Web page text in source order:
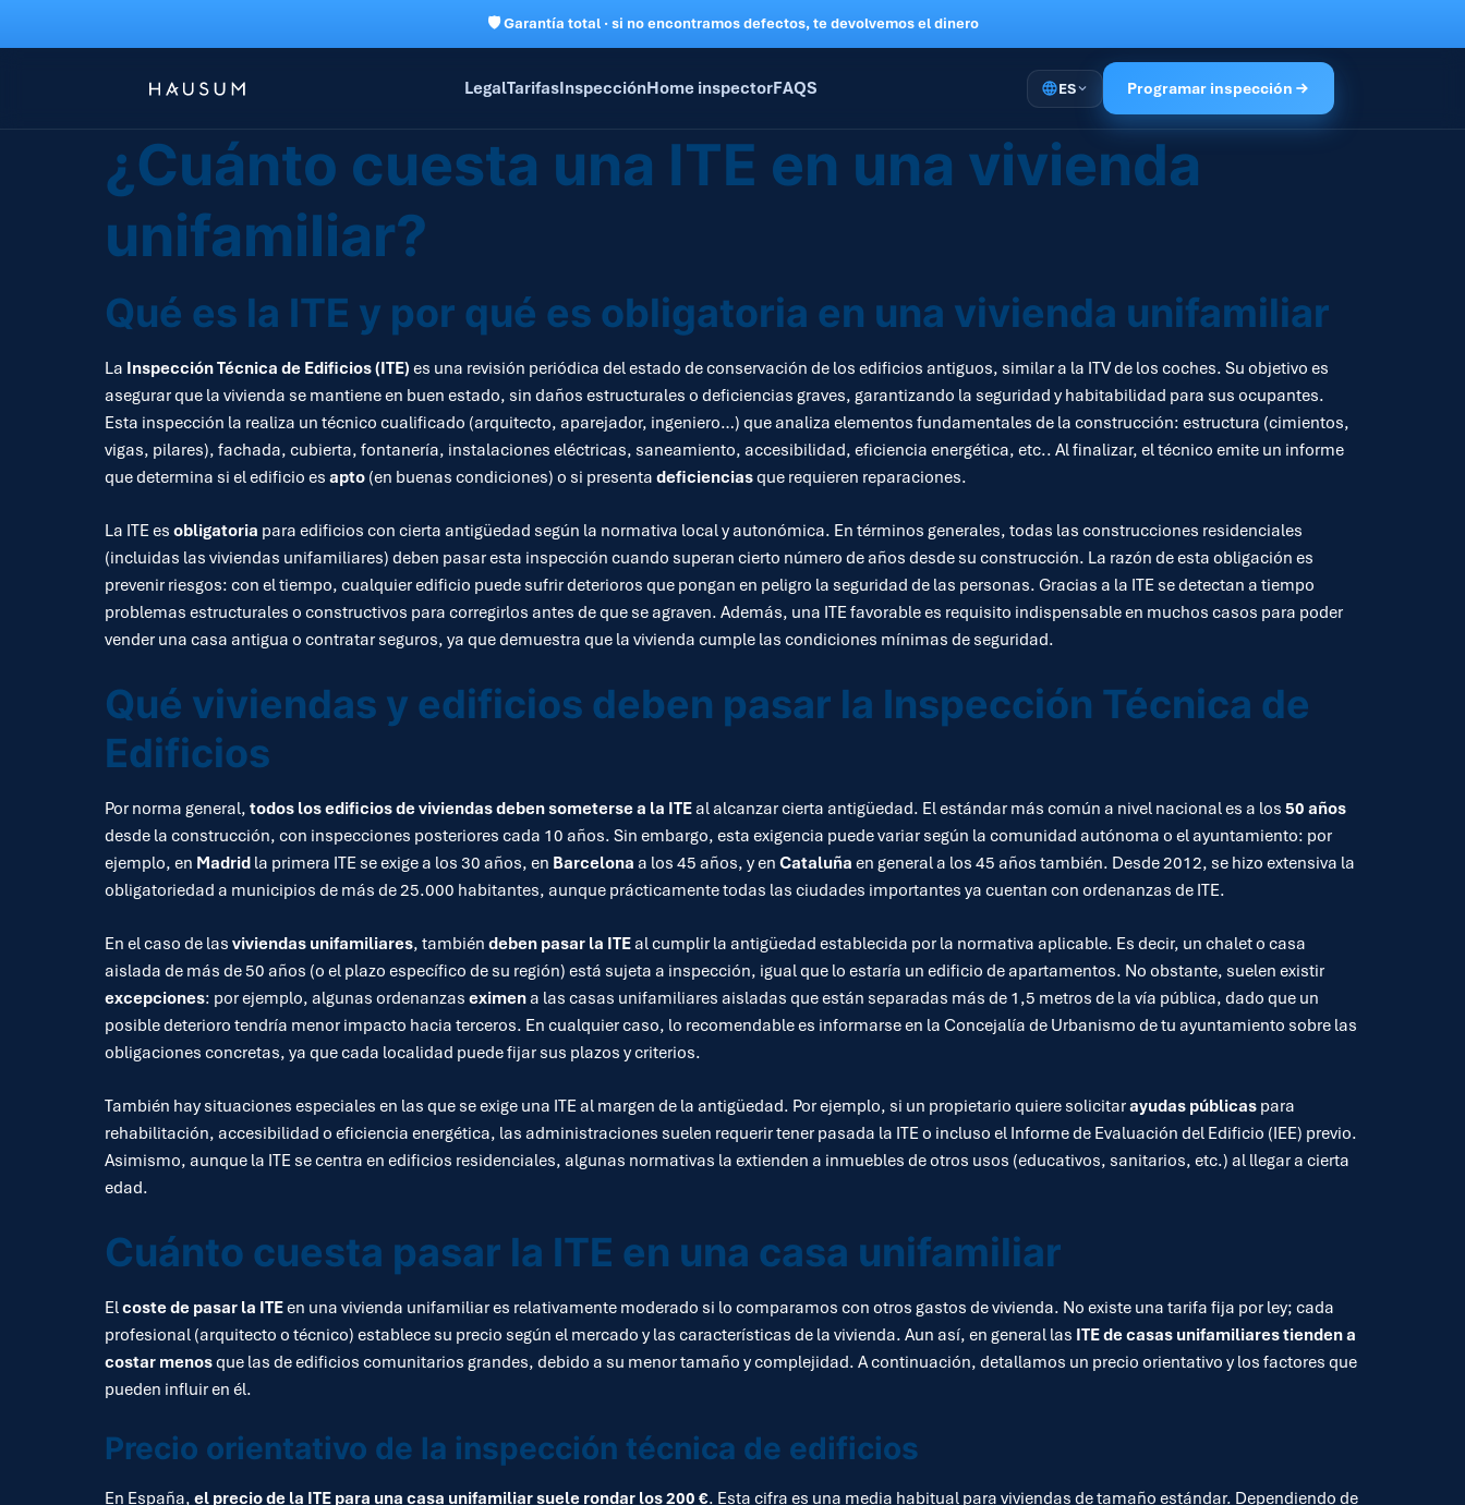
🛡 Garantía total · si no encontramos defectos, te devolvemos el dinero
LegalTarifasInspecciónHome inspectorFAQS ES Programar inspección
¿Cuánto cuesta una ITE en una vivienda
unifamiliar?
Qué es la ITE y por qué es obligatoria en una vivienda unifamiliar
La Inspección Técnica de Edificios (ITE) es una revisión periódica del estado de conservación de los edificios antiguos, similar a la ITV de los coches. Su objetivo es
asegurar que la vivienda se mantiene en buen estado, sin daños estructurales o deficiencias graves, garantizando la seguridad y habitabilidad para sus ocupantes.
Esta inspección la realiza un técnico cualificado (arquitecto, aparejador, ingeniero…) que analiza elementos fundamentales de la construcción: estructura (cimientos,
vigas, pilares), fachada, cubierta, fontanería, instalaciones eléctricas, saneamiento, accesibilidad, eficiencia energética, etc.. Al finalizar, el técnico emite un informe
que determina si el edificio es apto (en buenas condiciones) o si presenta deficienciasque requieren reparaciones.
La ITE es obligatoria para edificios con cierta antigüedad según la normativa local y autonómica. En términos generales, todas las construcciones residenciales
(incluidas las viviendas unifamiliares) deben pasar esta inspección cuando superan cierto número de años desde su construcción. La razón de esta obligación es
prevenir riesgos: con el tiempo, cualquier edificio puede sufrir deterioros que pongan en peligro la seguridad de las personas. Gracias a la ITE se detectan a tiempo
problemas estructurales o constructivos para corregirlos antes de que se agraven. Además, una ITE favorable es requisito indispensable en muchos casos para poder
vender una casa antigua o contratar seguros, ya que demuestra que la vivienda cumple las condiciones mínimas de seguridad.
Qué viviendas y edificios deben pasar la Inspección Técnica de
Edificios
Por norma general, todos los edificios de viviendas deben someterse a la ITEal alcanzar cierta antigüedad. El estándar más común a nivel nacional es a los 50 años
desde la construcción, con inspecciones posteriores cada 10 años. Sin embargo, esta exigencia puede variar según la comunidad autónoma o el ayuntamiento: por
ejemplo, en Madrid la primera ITE se exige a los 30 años, en Barcelona a los 45 años, y en Cataluña en general a los 45 años también. Desde 2012, se hizo extensiva la
obligatoriedad a municipios de más de 25.000 habitantes, aunque prácticamente todas las ciudades importantes ya cuentan con ordenanzas de ITE.
En el caso de las viviendas unifamiliares, también deben pasar la ITEal cumplir la antigüedad establecida por la normativa aplicable. Es decir, un chalet o casa
aislada de más de 50 años (o el plazo específico de su región) está sujeta a inspección, igual que lo estaría un edificio de apartamentos. No obstante, suelen existir
excepciones: por ejemplo, algunas ordenanzas eximena las casas unifamiliares aisladas que están separadas más de 1,5 metros de la vía pública, dado que un
posible deterioro tendría menor impacto hacia terceros. En cualquier caso, lo recomendable es informarse en la Concejalía de Urbanismo de tu ayuntamiento sobre las
obligaciones concretas, ya que cada localidad puede fijar sus plazos y criterios.
También hay situaciones especiales en las que se exige una ITE al margen de la antigüedad. Por ejemplo, si un propietario quiere solicitarayudas públicas para
rehabilitación, accesibilidad o eficiencia energética, las administraciones suelen requerir tener pasada la ITE o incluso el Informe de Evaluación del Edificio (IEE) previo.
Asimismo, aunque la ITE se centra en edificios residenciales, algunas normativas la extienden a inmuebles de otros usos (educativos, sanitarios, etc.) al llegar a cierta
edad.
Cuánto cuesta pasar la ITE en una casa unifamiliar
Elcoste de pasar la ITEen una vivienda unifamiliar es relativamente moderado si lo comparamos con otros gastos de vivienda. No existe una tarifa fija por ley; cada
profesional (arquitecto o técnico) establece su precio según el mercado y las características de la vivienda. Aun así, en general las ITE de casas unifamiliares tienden a
costar menosque las de edificios comunitarios grandes, debido a su menor tamaño y complejidad. A continuación, detallamos un precio orientativo y los factores que
pueden influir en él.
Precio orientativo de la inspección técnica de edificios
En España, el precio de la ITE para una casa unifamiliar suele rondar los 200 €. Esta cifra es una media habitual para viviendas de tamaño estándar. Dependiendo de